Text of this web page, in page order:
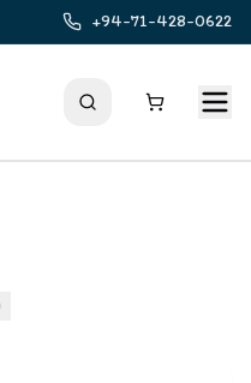
+94-71-428-0622